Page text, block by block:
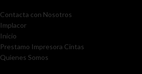
Contacta con Nosotros
Implacor
Inicio
Prestamo Impresora Cintas
Quienes Somos